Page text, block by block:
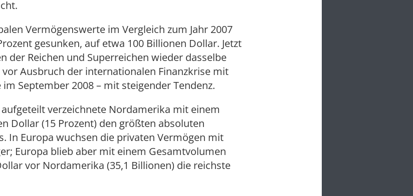
Vermögenswerte im Vergleich zum Jahr 2007
gesunken, auf etwa 100 Billionen Dollar. Jetzt
der Reichen und Superreichen wieder dasselbe
Ausbruch der internationalen Finanzkrise mit
September 2008 – mit steigender Tendenz.
verzeichnete Nordamerika mit einem
Dollar (15 Prozent) den größten absoluten
In Europa wuchsen die privaten Vermögen mit
Europa blieb aber mit einem Gesamtvolumen
vor Nordamerika (35,1 Billionen) die reichste